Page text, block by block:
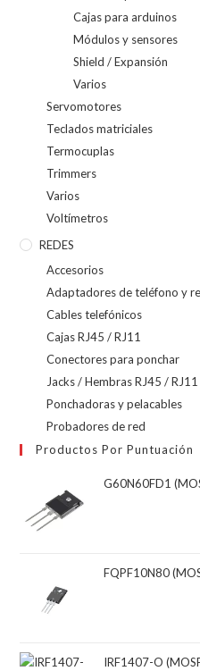
Cajas para arduinos
Módulos y sensores
Shield / Expansión
Varios
Servomotores
Teclados matriciales
Termocuplas
Trimmers
Varios
Voltímetros
REDES
Accesorios
Adaptadores de teléfono y
Cables telefónicos
Cajas RJ45 / RJ11
Conectores para ponchar
Jacks / Hembras RJ45 / RJ11
Ponchadoras y pelacables
Probadores de red
Productos Por Puntuación
G60N60FD1
FQPF10N80
IRF1407-O